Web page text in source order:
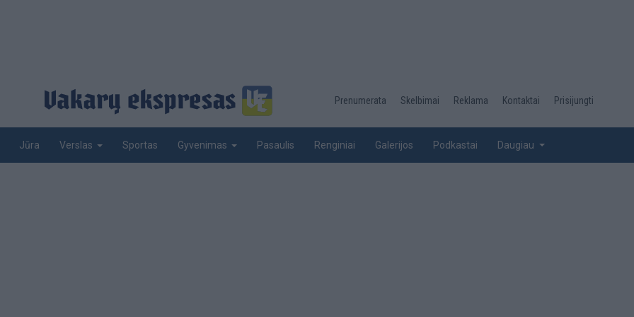
Desktop
top
Prenumerata Skelbimai Reklama Kontaktai Prisijungti
Jūra Verslas Sportas Gyvenimas Pasaulis Renginiai Galerijos Podkastai Daugiau